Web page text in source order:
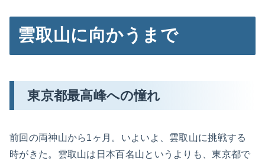
雲取山に向かうまで
東京都最高峰への憧れ
前回の両神山から1ヶ月。いよいよ、雲取山に挑戦する
時がきた。雲取山は日本百名山というよりも、東京都で